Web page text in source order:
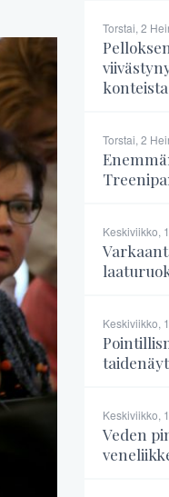
Torstai, 2
konteista
Torstai, 2
Keskiviikko,
Keskiviikko,
Keskiviikko,
Veden